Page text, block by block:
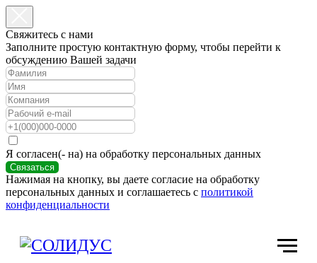
Свяжитесь с нами
Заполните простую контактную форму, чтобы перейти к
обсуждению Вашей задачи
Я согласен(- на) на обработку персональных данных
Связаться
Нажимая на кнопку, вы даете согласие на обработку
персональных данных и соглашаетесь c политикой
конфиденциальности